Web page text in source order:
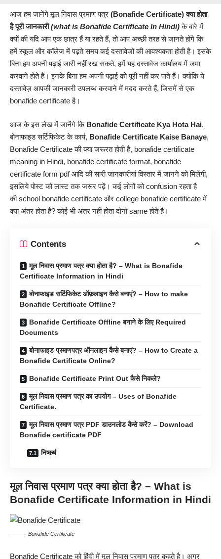
आज हम जानेंगे मूल निवास प्रमाण पत्र (Bonafide Certificate) क्या होता
हैपूरी जानकारी (what is Bonafide Certificate In Hindi)के बारे में
क्यों की यदि आप एक छात्र हैं या रहते हैं, तो आप अच्छी तरह से जानते होंगे कि
हमें स्कूल और कॉलेज में पढ़ते समय कई दस्तावेजों की आवश्यकता होती है। इसके
बिना हम अपनी पढ़ाई जारी नहीं रख सकते, हमें यह दस्तावेज कार्यालय में जमा
करवाने होते हैं। इनके बिना हम अपनी पढ़ाई को पूरी नहीं कर पाते हैं। क्योंकि ये
दस्तावेज़ आपकी जानकारी उपलब्ध करवाने में मदद करते हैं, जिसमें से एक
bonafide certificate है।
आज के इस लेख में जानेंगे कि Bonafide Certificate Kya Hota Hai,
बोनाफाइड सर्टिफिकेट के कार्य, Bonafide Certificate Kaise Banaye,
Bonafide Certificate की क्या जरूरत होती है, bonafide certificate
meaning in Hindi, bonafide certificate format, bonafide
certificate form pdf आदि की सारी जानकारीयां विस्तार में जानने को मिलेंगी,
इसलिये पोस्ट को लास्ट तक जरूर पढे़ं। कई लोगों को confusion रहता है
की school bonafide certificate और college bonafide certificate में
क्या अंतर होता है? कोई भी अंतर नहीं होता दोनों same होते है।
Contents
मूल निवास प्रमाण पत्र क्या होता है? – What is Bonafide
Certificate Information in Hindi
बोनाफाइड सर्टिफिकेट ऑफ़लाइन कैसे बनाएं? – How to make
Bonafide Certificate Offline?
Bonafide Certificate Offline बनाने के लिए Required
Documents
बोनाफाइड प्रमाणपत्र ऑनलाइन कैसे बनाएं? – How to Create a
Bonafide Certificate Online?
Bonafide Certificate Print Out कैसे निकले?
मूल निवास प्रमाण पत्र का उपयोग – Uses of Bonafide
Certificate.
मूल निवास प्रमाण पत्र PDF डाउनलोड कैसे करें? – Download
Bonafide certificate PDF
निष्कर्ष
मूल निवास प्रमाण पत्र क्या होता है? – What is
Bonafide Certificate Information in Hindi
Bonafide Certificate
Bonafide Certificate को हिंदी में मूल निवास प्रमाण पत्र कहते है। अगर